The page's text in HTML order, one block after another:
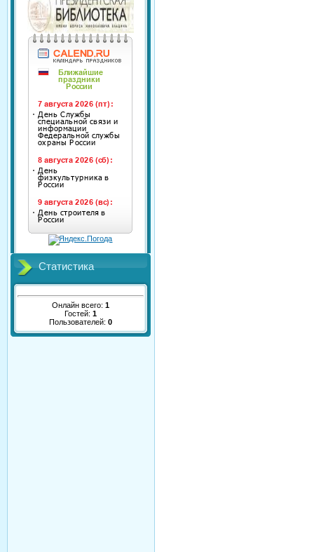
Статистика
Онлайн всего: 1
Гостей: 1
Пользователей: 0